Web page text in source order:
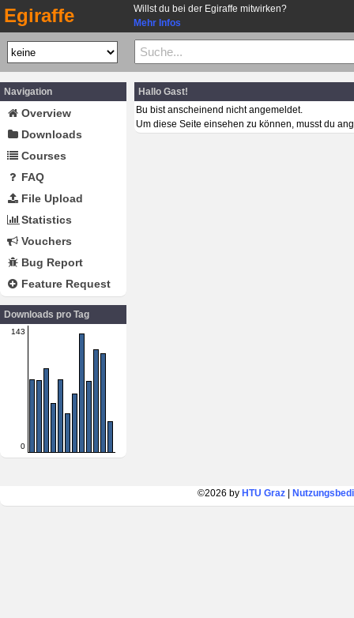
Egiraffe
Willst du bei der Egiraffe mitwirken?
Mehr Infos
Navigation
Overview
Downloads
Courses
FAQ
File Upload
Statistics
Vouchers
Bug Report
Feature Request
Downloads pro Tag
143
0
Hallo Gast!
Bu bist anscheinend nicht angemeldet.
Um diese Seite einsehen zu können, musst du
©2026 by HTU Graz|